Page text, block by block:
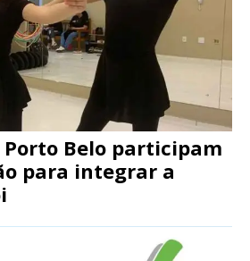
Belo participam
para integrar a